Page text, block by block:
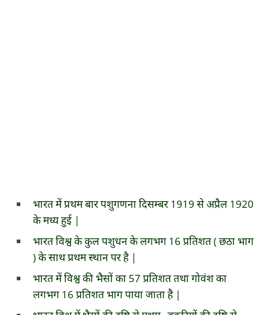
भारत में प्रथम बार पशुगणना दिसम्बर 1919 से अप्रैल 1920
के मध्य हुई |
भारत विश्व के कुल पशुधन के लगभग 16 प्रतिशत ( छठा भाग
) के साथ प्रथम स्थान पर है |
भारत में विश्व की भैसों का 57 प्रतिशत तथा गोवंश का
लगभग 16 प्रतिशत भाग पाया जाता है |